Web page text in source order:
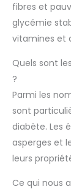
fibres et
glycémie
vitamines et
Quels sont
?
Parmi les
sont
diabète. Les
asperges et
leurs
Ce qui nous